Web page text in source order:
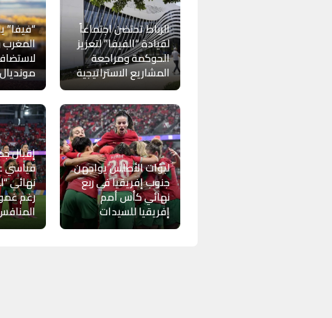
الرباط تحتضن اجتماعاً
لقيادة “الفيفا” لتعزيز
الحوكمة ومراجعة
المشاريع الاستراتيجية
“فيفا”
مونديال
لبؤات الأطلس يواجهن
جنوب إفريقيا في ربع
نهائي كأس أمم
إفريقيا للسيدات
إقبال
قياسي
نهائي
رغم